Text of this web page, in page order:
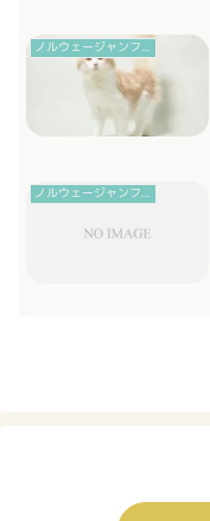
ノルウェージャンフォレストキャット
ノルウェージャンフォレストキャット